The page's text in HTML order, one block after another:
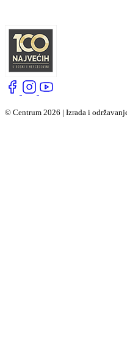
© Centrum 2026 | Izrada i